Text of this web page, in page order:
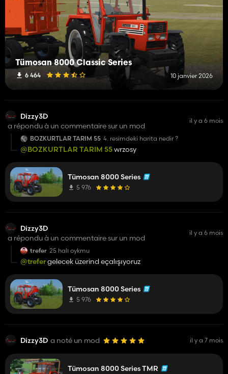
Tümosan 8000 Classic Series
6 464 10 janvier 2026
Dizzy3D
a répondu à un commentaire sur un mod
il y a 6 mois
BOZKURTLAR TARIM 55 4. resimdeki harita nedir ?
@BOZKURTLAR TARIM 55wrzosy
Tümosan 8000 Series
5 976
Dizzy3D
a répondu à un commentaire sur un mod
il y a 6 mois
trefer 25 halı oykmu
@trefergelecek üzerind eçalışıyoruz
Tümosan 8000 Series
5 976
Dizzy3D a noté un mod il y a 7 mois
Tümosan 8000 Series TMR